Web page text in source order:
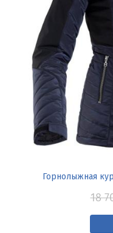
Горнолыжная
18